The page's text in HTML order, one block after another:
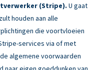
(Stripe). U gaat
houden aan alle
die voortvloeien
services via of met
algemene voorwaarden